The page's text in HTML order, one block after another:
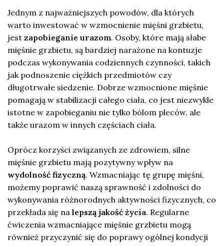
Jednym z najważniejszych powodów, dla których
warto inwestować w wzmocnienie mięśni grzbietu,
jest zapobieganie urazom. Osoby, które mają słabe
mięśnie grzbietu, są bardziej narażone na kontuzje
podczas wykonywania codziennych czynności, takich
jak podnoszenie ciężkich przedmiotów czy
długotrwałe siedzenie. Dobrze wzmocnione mięśnie
pomagają w stabilizacji całego ciała, co jest niezwykle
istotne w zapobieganiu nie tylko bólom pleców, ale
także urazom w innych częściach ciała.
Oprócz korzyści związanych ze zdrowiem, silne
mięśnie grzbietu mają pozytywny wpływ na
wydolność fizyczną. Wzmacniając tę grupę mięśni,
możemy poprawić naszą sprawność i zdolności do
wykonywania różnorodnych aktywności fizycznych, co
przekłada się na lepszą jakość życia. Regularne
ćwiczenia wzmacniające mięśnie grzbietu mogą
również przyczynić się do poprawy ogólnej kondycji